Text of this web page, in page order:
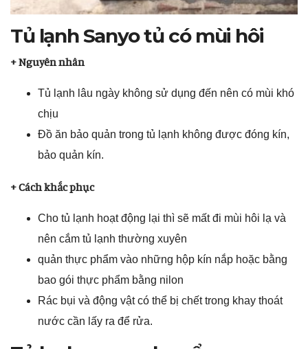
Tủ lạnh Sanyo tủ có mùi hôi
+ Nguyên nhân
Tủ lạnh lâu ngày không sử dụng đến nên có mùi khó
chịu
Đồ ăn bảo quản trong tủ lạnh không được đóng kín,
bảo quản kín.
+ Cách khắc phục
Cho tủ lạnh hoạt động lại thì sẽ mất đi mùi hôi lạ và
nên cắm tủ lạnh thường xuyên
quản thực phẩm vào những hộp kín nắp hoặc bằng
bao gói thực phẩm bằng nilon
Rác bụi và động vật có thể bị chết trong khay thoát
nước cần lấy ra để rửa.